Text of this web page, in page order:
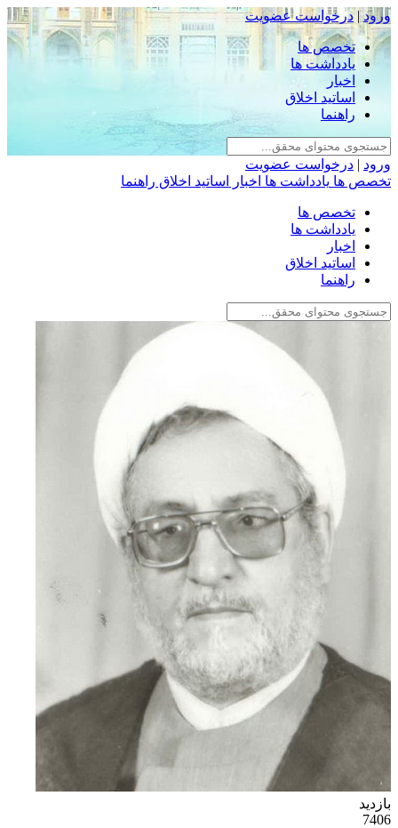
ورود| درخواست عضویت
تخصص ها
یادداشت ها
اخبار
اساتید اخلاق
راهنما
ورود | درخواست عضویت
تخصص ها یادداشت ها اخبار اساتید اخلاق راهنما
تخصص ها
یادداشت ها
اخبار
اساتید اخلاق
راهنما
بازدید
7406